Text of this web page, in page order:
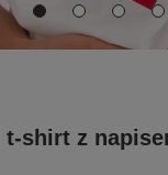
t-shirt z